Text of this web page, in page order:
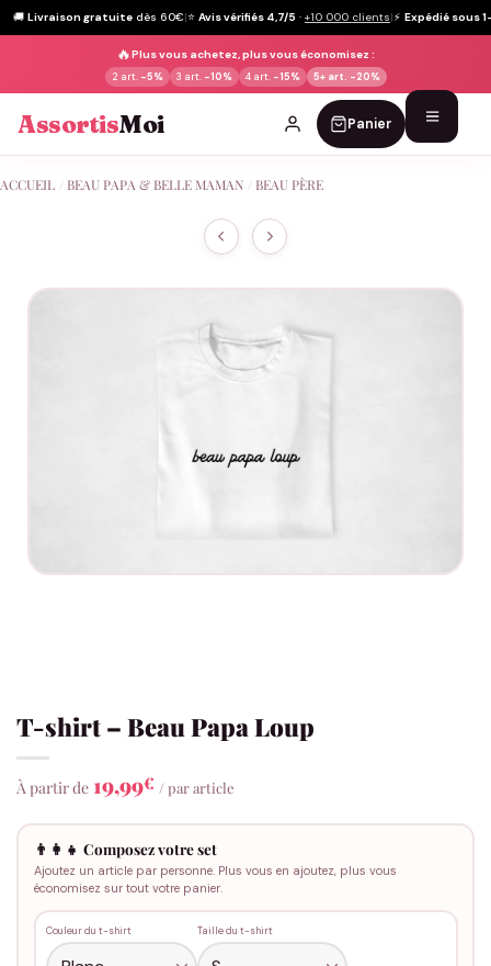
🚚 Livraison gratuite dès 60€|⭐ Avis vérifiés 4,7/5 · +10 000 clients|⚡ Expédié sous
🔥Plus vous achetez, plus vous économisez :
2 art. -5% 3 art. -10% 4 art. -15% 5+ art. -20%
AssortisMoi Panier
au
ACCUEIL BEAU PAPA & BELLE MAMAN BEAU PÈRE
T-shirt – Beau Papa Loup
À partir de 19,99€ / par article
👨‍👩‍👧 Composez votre set
Ajoutez un article par personne. Plus vous en ajoutez, plus vous
économisez sur tout votre panier.
Couleur du t-shirt Taille du t-shirt